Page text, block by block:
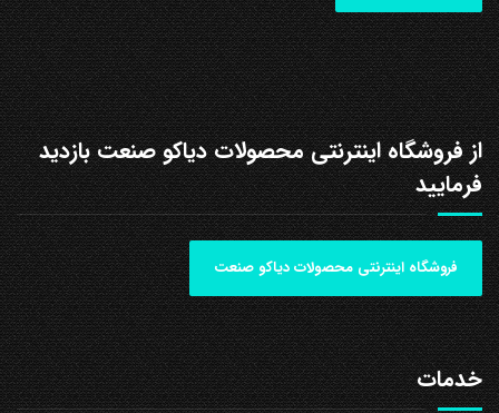
از فروشگاه اینترنتی محصولات دیاکو صنعت بازدید
فرمایید
فروشگاه اینترنتی محصولات دیاکو صنعت
خدمات